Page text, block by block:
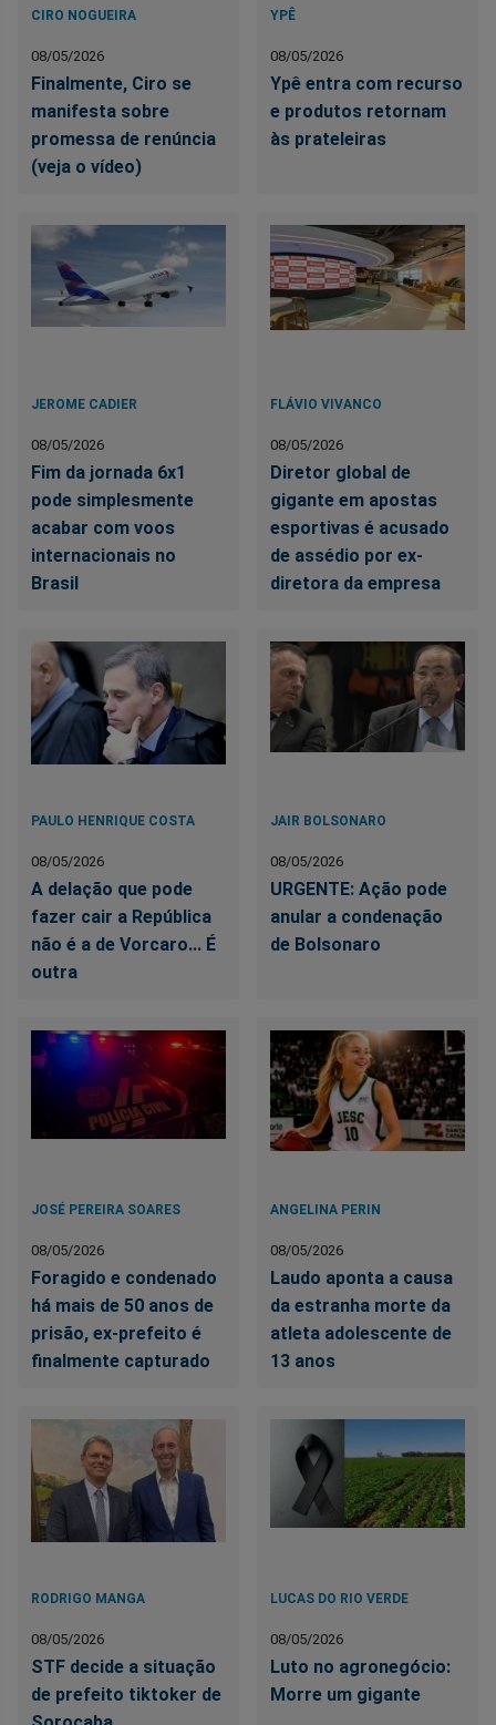
CIRO NOGUEIRA
08/05/2026
Finalmente, Ciro se
manifesta sobre
promessa de renúncia
(veja o vídeo)
YPÊ
08/05/2026
Ypê entra com recurso
e produtos retornam
às prateleiras
JEROME CADIER
08/05/2026
Fim da jornada 6x1
pode simplesmente
acabar com voos
internacionais no
Brasil
FLÁVIO VIVANCO
08/05/2026
Diretor global de
gigante em apostas
esportivas é acusado
de assédio por ex-
diretora da empresa
PAULO HENRIQUE COSTA
08/05/2026
A delação que pode
fazer cair a República
não é a de Vorcaro... É
outra
JAIR BOLSONARO
08/05/2026
URGENTE: Ação pode
anular a condenação
de Bolsonaro
JOSÉ PEREIRA SOARES
08/05/2026
Foragido e condenado
há mais de 50 anos de
prisão, ex-prefeito é
finalmente capturado
ANGELINA PERIN
08/05/2026
Laudo aponta a causa
da estranha morte da
atleta adolescente de
13 anos
RODRIGO MANGA
08/05/2026
STF decide a situação
de prefeito tiktoker de
LUCAS DO RIO VERDE
08/05/2026
Luto no agronegócio:
Morre um gigante